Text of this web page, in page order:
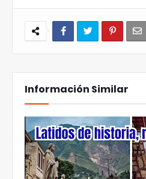
Información Similar